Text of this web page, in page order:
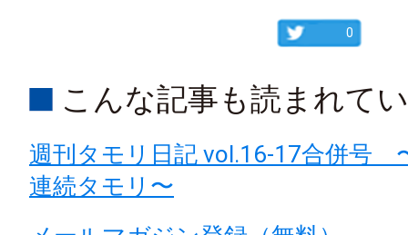
0
こんな記事も読まれて
週刊タモリ日記 vol.16-17合併号
連続タモリ〜